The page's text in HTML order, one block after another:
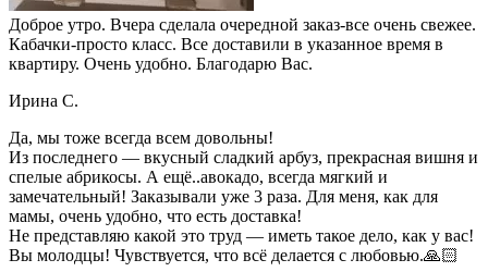
Доброе утро. Вчера сделала очередной заказ-все очень свежее.
Кабачки-просто класс. Все доставили в указанное время в
квартиру. Очень удобно. Благодарю Вас.
Ирина С.
Да, мы тоже всегда всем довольны!
Из последнего — вкусный сладкий арбуз, прекрасная вишня и
спелые абрикосы. А ещё..авокадо, всегда мягкий и
замечательный! Заказывали уже 3 раза. Для меня, как для
мамы, очень удобно, что есть доставка!
Не представляю какой это труд — иметь такое дело, как у вас!
Вы молодцы! Чувствуется, что всё делается с любовью.🙏🏻